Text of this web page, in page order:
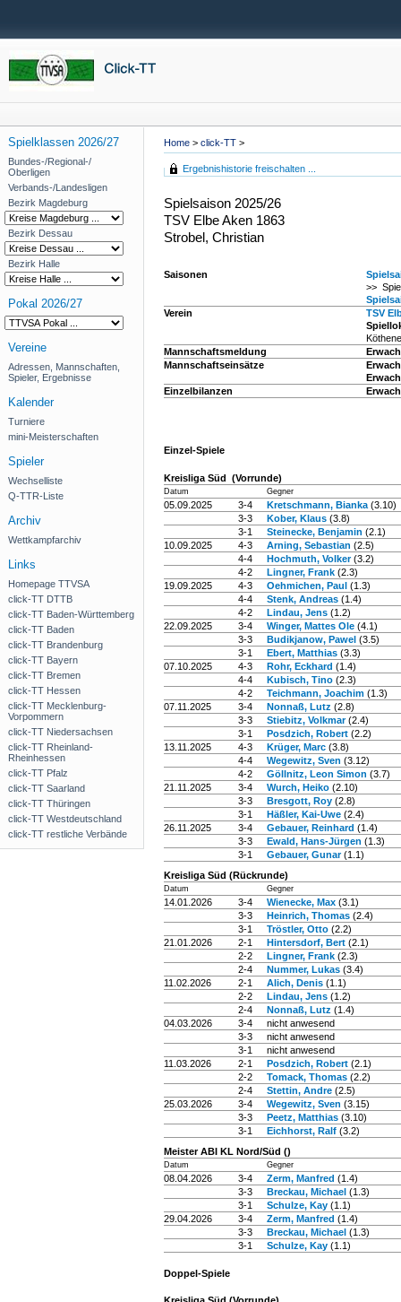
Home > click-TT >
Spielklassen 2026/27
Bundes-/Regional-/
Oberligen
Verbands-/Landesligen
Bezirk Magdeburg
Bezirk Dessau
Bezirk Halle
Pokal 2026/27
Vereine
Adressen, Mannschaften,
Spieler, Ergebnisse
Kalender
Turniere
mini-Meisterschaften
Spieler
Wechselliste
Q-TTR-Liste
Archiv
Wettkampfarchiv
Links
Homepage TTVSA
click-TT DTTB
click-TT Baden-Württemberg
click-TT Baden
click-TT Brandenburg
click-TT Bayern
click-TT Bremen
click-TT Hessen
click-TT Mecklenburg-
Vorpommern
click-TT Niedersachsen
click-TT Rheinland-
Rheinhessen
click-TT Pfalz
click-TT Saarland
click-TT Thüringen
click-TT Westdeutschland
click-TT restliche Verbände
Ergebnishistorie freischalten ...
Spielsaison 2025/26
TSV Elbe Aken 1863
Strobel, Christian
Saisonen
>>
Verein
TSV
Mannschaftsmeldung
Mannschaftseinsätze
Einzelbilanzen
Einzel-Spiele
Kreisliga Süd (Vorrunde)
Datum Gegner
05.09.2025 3-4 Kretschmann, Bianka (3.10)
3-3
Kober, Klaus (3.8)
3-1
Steinecke, Benjamin (2.1)
10.09.2025
4-3 Arning, Sebastian (2.5)
4-4
Hochmuth, Volker(3.2)
4-2
Lingner, Frank (2.3)
19.09.2025
4-3 Oehmichen, Paul (1.3)
4-4
Stenk, Andreas (1.4)
4-2
Lindau, Jens (1.2)
22.09.2025
3-4 Winger, Mattes Ole (4.1)
3-3
Budikjanow, Pawel (3.5)
3-1
Ebert, Matthias (3.3)
07.10.2025
4-3 Rohr, Eckhard (1.4)
4-4
Kubisch, Tino (2.3)
4-2
Teichmann, Joachim (1.3)
07.11.2025
3-4 Nonnaß, Lutz (2.8)
3-3
Stiebitz, Volkmar(2.4)
3-1
Posdzich, Robert (2.2)
13.11.2025
4-3 Krüger, Marc (3.8)
4-4
Wegewitz, Sven (3.12)
4-2
Göllnitz, Leon Simon (3.7)
21.11.2025
3-4 Wurch, Heiko (2.10)
3-3
Bresgott, Roy (2.8)
3-1
Häßler, Kai-Uwe (2.4)
26.11.2025
3-4 Gebauer, Reinhard (1.4)
3-3
Ewald, Hans-Jürgen (1.3)
3-1
Gebauer, Gunar(1.1)
Kreisliga Süd (Rückrunde)
Datum Gegner
14.01.2026 3-4 Wienecke, Max (3.1)
3-3
Heinrich, Thomas (2.4)
3-1
Tröstler, Otto (2.2)
21.01.2026
2-1 Hintersdorf, Bert (2.1)
2-2
Lingner, Frank (2.3)
2-4
Nummer, Lukas (3.4)
11.02.2026
2-1 Alich, Denis (1.1)
2-2
Lindau, Jens (1.2)
2-4
Nonnaß, Lutz (1.4)
04.03.2026
3-4
nicht anwesend
3-3
nicht anwesend
3-1
nicht anwesend
11.03.2026
2-1 Posdzich, Robert (2.1)
2-2
Tomack, Thomas (2.2)
2-4
Stettin, Andre (2.5)
25.03.2026
3-4 Wegewitz, Sven (3.15)
3-3
Peetz, Matthias (3.10)
3-1
Eichhorst, Ralf (3.2)
Meister ABI KL Nord/Süd ()
Datum Gegner
08.04.2026 3-4 Zerm, Manfred (1.4)
3-3
Breckau, Michael (1.3)
3-1
Schulze, Kay (1.1)
29.04.2026
3-4 Zerm, Manfred (1.4)
3-3
Breckau, Michael (1.3)
3-1
Schulze, Kay (1.1)
Doppel-Spiele